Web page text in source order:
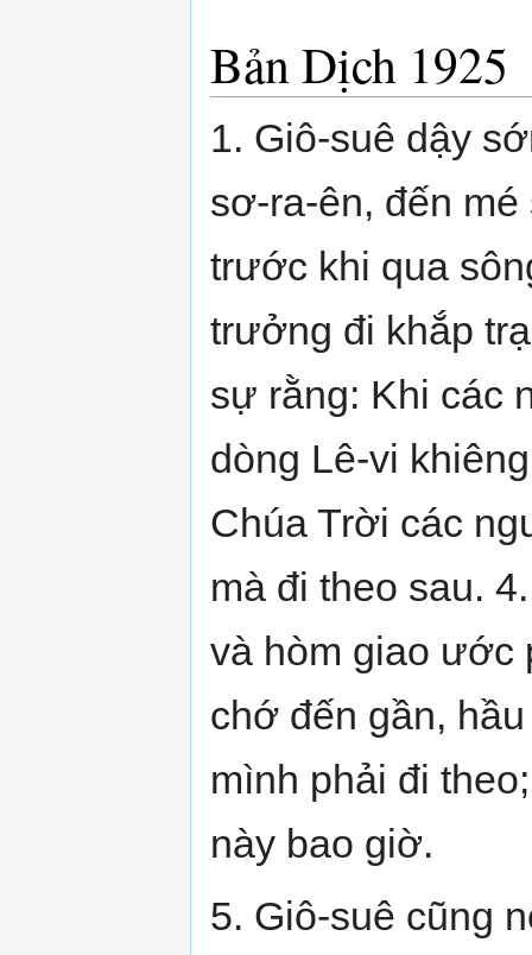
Bản Dịch 1925
1. Giô-suê dậy
sơ-ra-ên, đến
trước khi qua
trưởng đi khắp
sự rằng: Khi các
dòng Lê-vi
Chúa Trời các
mà đi theo sau.
và hòm giao ước
chớ đến gần,
mình phải đi
này bao giờ.
5. Giô-suê cũng